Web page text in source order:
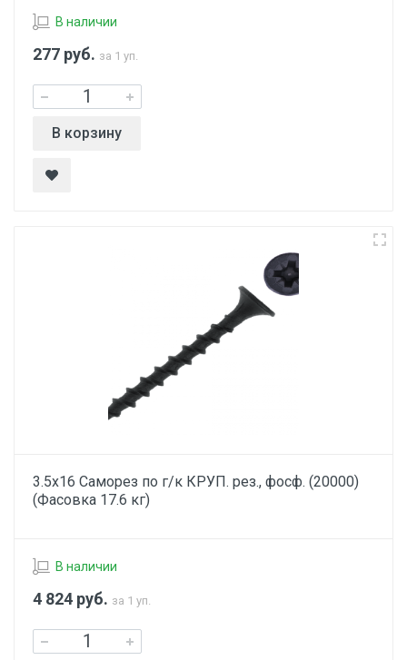
В наличии
277 руб. за 1 уп.
В корзину
3.5х16 Саморез по г/к КРУП. рез., фосф. (20000)
(Фасовка 17.6 кг)
В наличии
4 824 руб. за 1 уп.